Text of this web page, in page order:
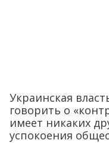
Украинская
говорить о
имеет никаких
успокоения